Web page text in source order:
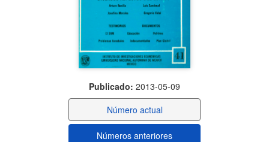
Publicado: 2013-05-09
Número actual
Números anteriores